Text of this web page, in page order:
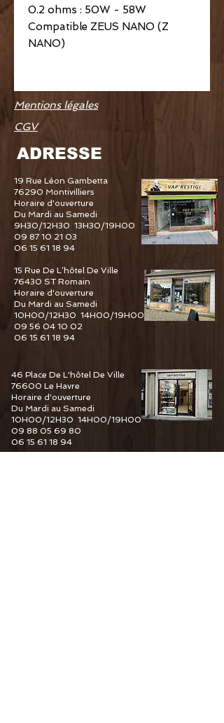
0.2 ohms : 50W - 58W
Compatible ZEUS NANO (Z
NANO)
Mentions légales
CGV
ADRESSE
19 Rue Léon Gambetta
76290 Montivilliers
Horaire d'ouverture
Du Mardi au Samedi
9H30/12H30 13H30/19H00
09 87 10 21 03
06 15 61 18 94
15 Rue De L’hôtel De Ville
76430 ST Romain
Horaire d'ouverture
Du Mardi au Samedi
10H00/12H30 14H00/19H00
09 56 04 10 02
06 15 61 18 94
46 Place De L'hôtel De Ville
76600 Le Havre
Horaire d'ouverture
Du Mardi au Samedi
10H00/12H30 14H00/19H00
09 88 05 69 80
06 15 61 18 94